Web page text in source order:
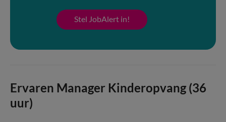
Stel JobAlert in!
Ervaren Manager Kinderopvang (36
uur)